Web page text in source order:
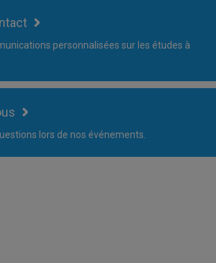
personnalisées sur les études à
lors de nos événements.